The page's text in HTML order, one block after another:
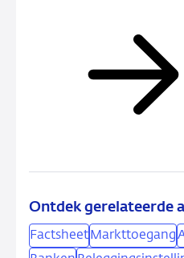
Ontdek gerelateerde
Factsheet Markttoegang